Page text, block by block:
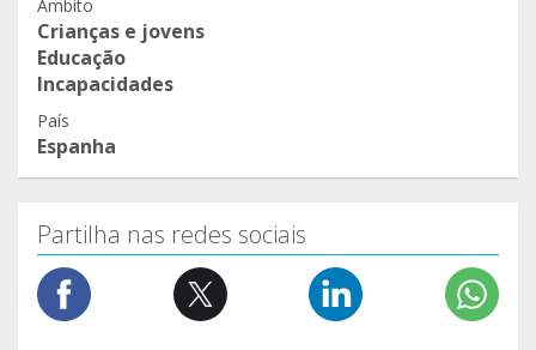
Âmbito
Crianças e jovens
Educação
Incapacidades
País
Espanha
Partilha nas redes sociais